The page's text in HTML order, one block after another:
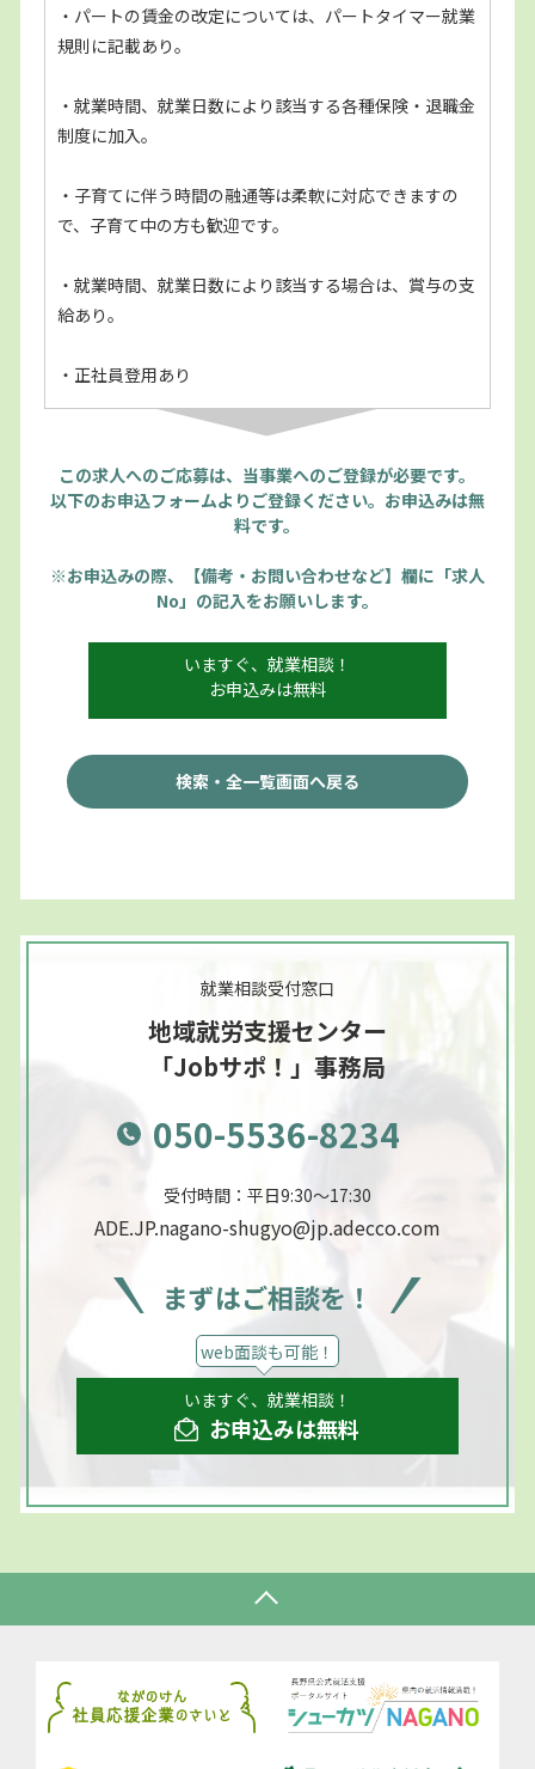
・パートの賃金の改定については、パートタイマー就業
規則に記載あり。
・就業時間、就業日数により該当する各種保険・退職金
制度に加入。
・子育てに伴う時間の融通等は柔軟に対応できますの
で、子育て中の方も歓迎です。
・就業時間、就業日数により該当する場合は、賞与の支
給あり。
・正社員登用あり
この求人へのご応募は、当事業へのご登録が必要です。
以下のお申込フォームよりご登録ください。お申込みは無
料です。
※お申込みの際、【備考・お問い合わせなど】欄に「求人
No」の記入をお願いします。
いますぐ、就業相談！
お申込みは無料
検索・全一覧画面へ戻る
就業相談受付窓口
地域就労支援センター
「Jobサポ！」事務局
050-5536-8234
受付時間：平日9:30～17:30
ADE.JP.nagano-shugyo@jp.adecco.com
まずはご相談を！
web面談も可能！
いますぐ、就業相談！
お申込みは無料